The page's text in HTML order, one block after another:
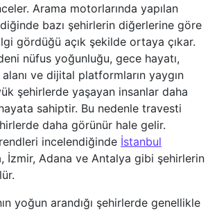
Arama motorlarında yapılan
bazı şehirlerin diğerlerine göre
gördüğü açık şekilde ortaya çıkar.
nüfus yoğunluğu, gece hayatı,
ve dijital platformların yaygın
şehirlerde yaşayan insanlar daha
sahiptir. Bu nedenle travesti
daha görünür hale gelir.
incelendiğinde İstanbul
İzmir, Adana ve Antalya gibi şehirlerin
yoğun arandığı şehirlerde genellikle